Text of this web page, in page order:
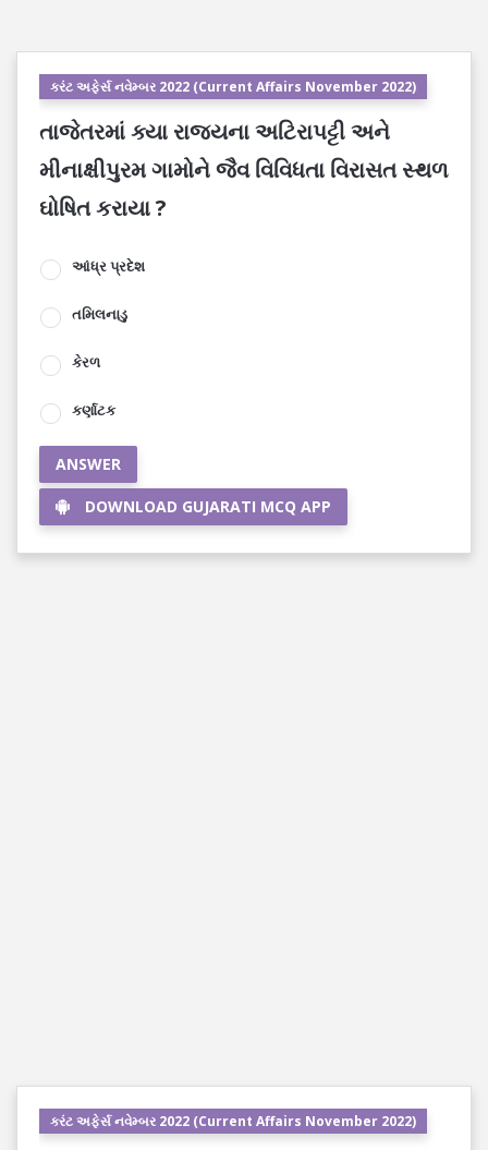
કરંટ અફેર્સ નવેમ્બર 2022 (Current Affairs November 2022)
તાજેતરમાં ક્યા રાજ્યના અટિરાપટ્ટી અને
મીનાક્ષીપુરમ ગામોને જૈવ વિવિધતા વિરાસત સ્થળ
ઘોષિત કરાયા ?
આંધ્ર પ્રદેશ
તમિલનાડુ
કેરળ
કર્ણાટક
ANSWER
DOWNLOAD GUJARATI MCQ APP
કરંટ અફેર્સ નવેમ્બર 2022 (Current Affairs November 2022)